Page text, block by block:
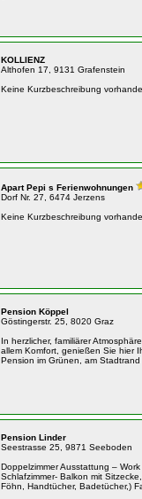
KOLLIENZ
Althofen 17, 9131 Grafenstein
Keine Kurzbeschreibung
Apart Pepi s Ferienwohnungen
Dorf Nr. 27, 6474 Jerzens
Keine Kurzbeschreibung
Pension Köppel
Göstingerstr. 25, 8020 Graz
In herzlicher, familiärer
allem Komfort, genießen Sie hier
Pension im Grünen, am
Pension Linder
Seestrasse 25, 9871 Seeboden
Doppelzimmer Ausstattung –
Schlafzimmer- Balkon mit
Föhn, Handtücher, Badetücher,)